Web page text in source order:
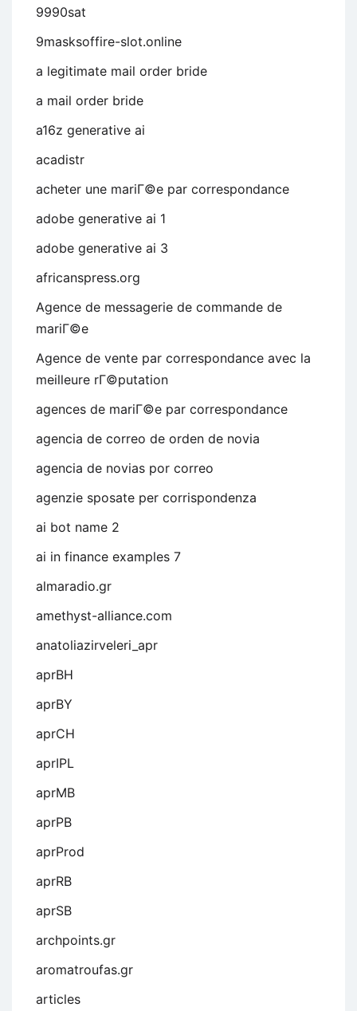
9990sat
9masksoffire-slot.online
a legitimate mail order bride
a mail order bride
a16z generative ai
acadistr
acheter une mariГ©e par correspondance
adobe generative ai 1
adobe generative ai 3
africanspress.org
Agence de messagerie de commande de
mariГ©e
Agence de vente par correspondance avec la
meilleure rГ©putation
agences de mariГ©e par correspondance
agencia de correo de orden de novia
agencia de novias por correo
agenzie sposate per corrispondenza
ai bot name 2
ai in finance examples 7
almaradio.gr
amethyst-alliance.com
anatoliazirveleri_apr
aprBH
aprBY
aprCH
aprIPL
aprMB
aprPB
aprProd
aprRB
aprSB
archpoints.gr
aromatroufas.gr
articles